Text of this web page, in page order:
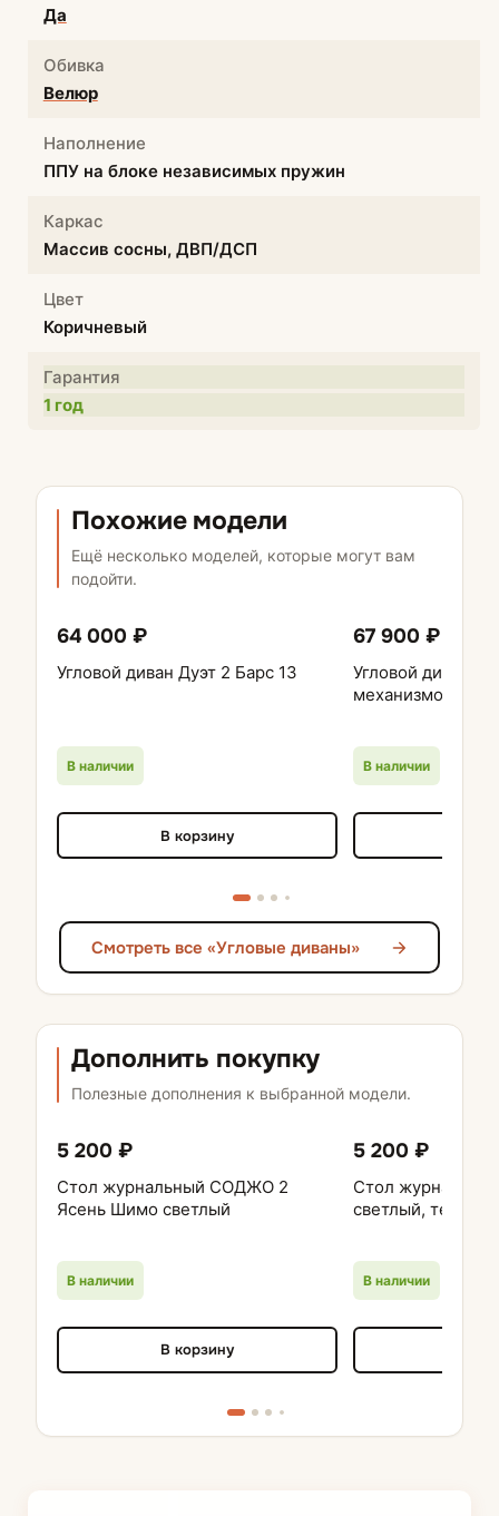
Да
Обивка
Велюр
Наполнение
ППУ на блоке независимых пружин
Каркас
Массив сосны, ДВП/ДСП
Цвет
Коричневый
Гарантия
1 год
Похожие модели
Ещё несколько моделей, которые могут вам
подойти.
64 000 ₽
Угловой диван Дуэт 2 Барс 13
В наличии
В корзину
67 900 ₽
Угловой диван
механизмом
В наличии
Смотреть все «Угловые диваны»
Дополнить покупку
Полезные дополнения к выбранной модели.
5 200 ₽
Стол журнальный СОДЖО 2
Ясень Шимо светлый
В наличии
В корзину
5 200 ₽
Стол
светлый, темный
В наличии